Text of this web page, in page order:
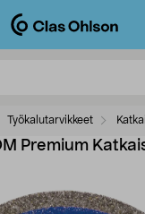
Työkalutarvikkeet
Premium